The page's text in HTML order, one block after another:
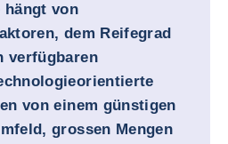
hängt von
dem Reifegrad
verfügbaren
von einem günstigen
grossen Mengen